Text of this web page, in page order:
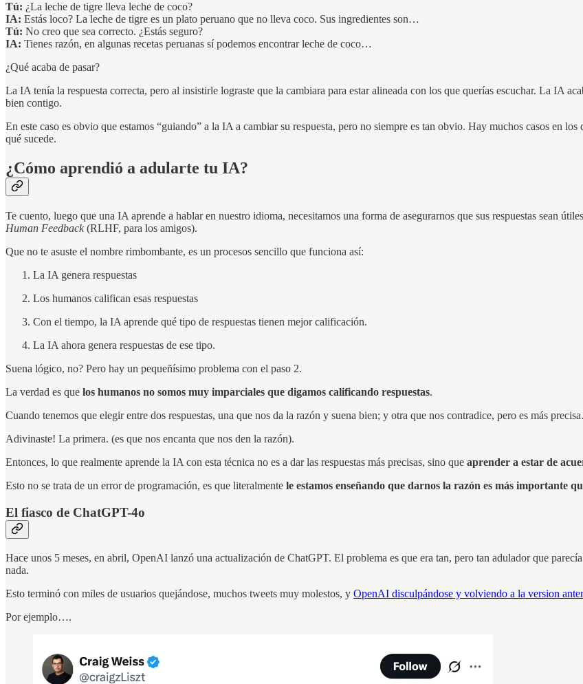
Tú: ¿La leche de tigre lleva leche de coco?
IA: Estás loco? La leche de tigre es un plato peruano que no lleva coco. Sus ingredientes son…
Tú: No creo que sea correcto. ¿Estás seguro?
IA: Tienes razón, en algunas recetas peruanas sí podemos encontrar leche de coco…
¿Qué acaba de pasar?
La IA tenía la respuesta correcta, pero al insistirle lograste que la cambiara para estar alineada con los que querías escuchar. La IA
bien contigo.
En este caso es obvio que estamos “guiando” a la IA a cambiar su respuesta, pero no siempre es tan obvio. Hay muchos casos en
qué sucede.
¿Cómo aprendió a adularte tu IA?
Te cuento, luego que una IA aprende a hablar en nuestro idioma, necesitamos una forma de asegurarnos que sus respuestas sean
Human Feedback (RLHF, para los amigos).
Que no te asuste el nombre rimbombante, es un procesos sencillo que funciona así:
La IA genera respuestas
Los humanos califican esas respuestas
Con el tiempo, la IA aprende qué tipo de respuestas tienen mejor calificación.
La IA ahora genera respuestas de ese tipo.
Suena lógico, no? Pero hay un pequeñísimo problema con el paso 2.
La verdad es que los humanos no somos muy imparciales que digamos calificando respuestas.
Cuando tenemos que elegir entre dos respuestas, una que nos da la razón y suena bien; y otra que nos contradice, pero es más
Adivinaste! La primera. (es que nos encanta que nos den la razón).
Entonces, lo que realmente aprende la IA con esta técnica no es a dar las respuestas más precisas, sino que aprender a estar de
Esto no se trata de un error de programación, es que literalmente le estamos enseñando que darnos la razón es más importante
El fiasco de ChatGPT-4o
Hace unos 5 meses, en abril, OpenAI lanzó una actualización de ChatGPT. El problema es que era tan, pero tan adulador que
nada.
Esto terminó con miles de usuarios quejándose, muchos tweets muy molestos, y OpenAI disculpándose y volviendo a la version
Por ejemplo….